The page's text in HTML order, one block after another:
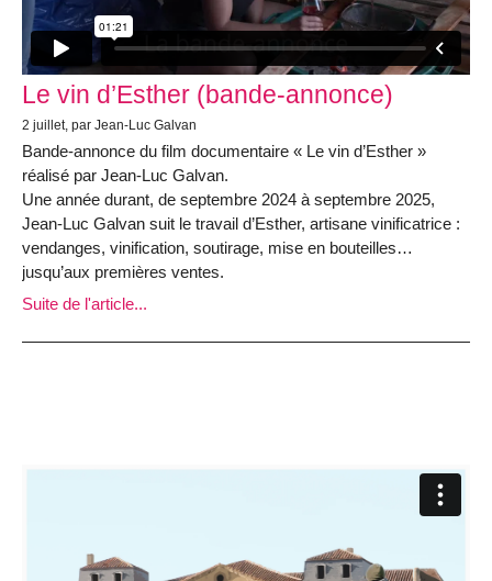
Le vin d’Esther (bande-annonce)
2 juillet, par Jean-Luc Galvan
Bande-annonce du film documentaire « Le vin d’Esther »
réalisé par Jean-Luc Galvan.
Une année durant, de septembre 2024 à septembre 2025,
Jean-Luc Galvan suit le travail d’Esther, artisane vinificatrice :
vendanges, vinification, soutirage, mise en bouteilles…
jusqu’aux premières ventes.
Suite de l'article...